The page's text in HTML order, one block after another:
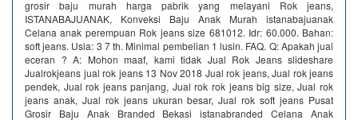
grosir baju murah harga pabrik yang melayani Rok jeans,
ISTANABAJUANAK, Konveksi Baju Anak Murah istanabajuanak
Celana anak perempuan Rok jeans size 681012. Idr: 60.000. Bahan:
soft jeans. Usia: 3 7 th. Minimal pembelian 1 lusin. FAQ. Q: Apakah jual
eceran ? A: Mohon maaf, kami tidak Jual Rok Jeans slideshare
Jualrokjeans jual rok jeans 13 Nov 2018 Jual rok jeans, Jual rok jeans
pendek, Jual rok jeans panjang, Jual rok rok jeans big size, Jual rok
jeans anak, Jual rok jeans ukuran besar, Jual rok soft jeans Pusat
Grosir Baju Anak Branded Bekasi istanabranded Celana Anak